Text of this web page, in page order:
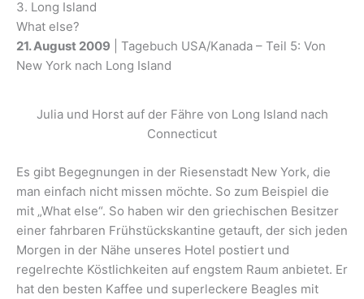
3. Long Island
What else?
21. August 2009 | Tagebuch USA/Kanada – Teil 5: Von
New York nach Long Island
Julia und Horst auf der Fähre von Long Island nach
Connecticut
Es gibt Begegnungen in der Riesenstadt New York, die
man einfach nicht missen möchte. So zum Beispiel die
mit „What else“. So haben wir den griechischen Besitzer
einer fahrbaren Frühstückskantine getauft, der sich jeden
Morgen in der Nähe unseres Hotel postiert und
regelrechte Köstlichkeiten auf engstem Raum anbietet. Er
hat den besten Kaffee und superleckere Beagles mit